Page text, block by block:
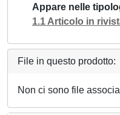
Appare nelle
1.1 Articolo in
File in questo prodotto:
Non ci sono file